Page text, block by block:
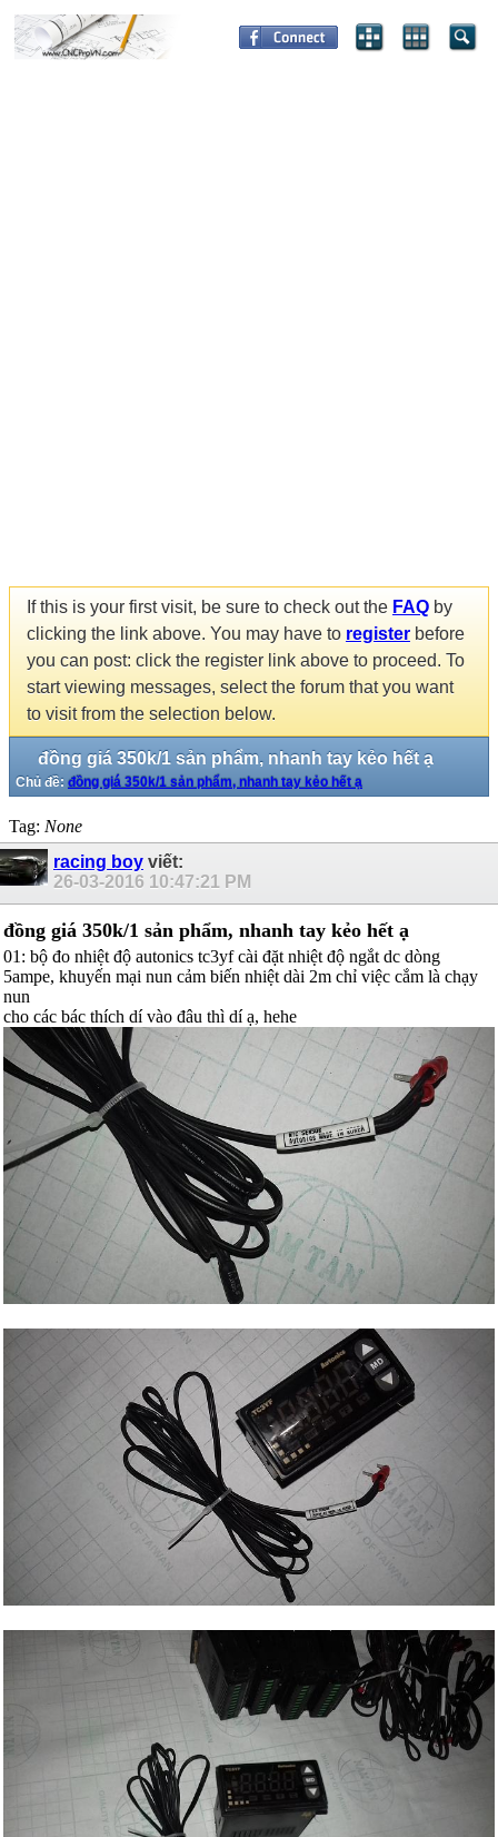
If this is your first visit, be sure to check out the FAQ by
clicking the link above. You may have to register before
you can post: click the register link above to proceed. To
start viewing messages, select the forum that you want
to visit from the selection below.
đồng giá 350k/1 sản phẩm, nhanh tay kẻo hết ạ
Chủ đề: đồng giá 350k/1 sản phẩm, nhanh tay kẻo hết ạ
Tag: None
racing boy viết:
26-03-2016 10:47:21 PM
đồng giá 350k/1 sản phẩm, nhanh tay kẻo hết ạ
01: bộ đo nhiệt độ autonics tc3yf cài đặt nhiệt độ ngắt dc dòng
5ampe, khuyến mại nun cảm biến nhiệt dài 2m chỉ việc cắm là chạy
nun
cho các bác thích dí vào đâu thì dí ạ, hehe